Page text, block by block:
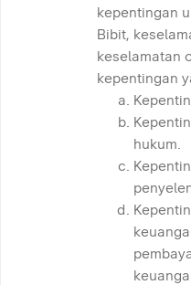
kepentingan
Bibit,
keselamatan
kepentingan
hukum.